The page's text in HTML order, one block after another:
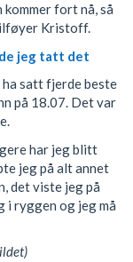
fort nå, så
Kristoff.
jeg tatt det
satt fjerde beste
på 18.07. Det var
har jeg blitt
jeg på alt annet
det viste jeg på
i ryggen og jeg må